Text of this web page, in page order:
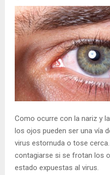
A
R
Y
E
N
U
Como ocurre con la nariz y
los ojos pueden ser una vía
virus estornuda o tose
contagiarse si se frotan los
estado expuestas al virus.